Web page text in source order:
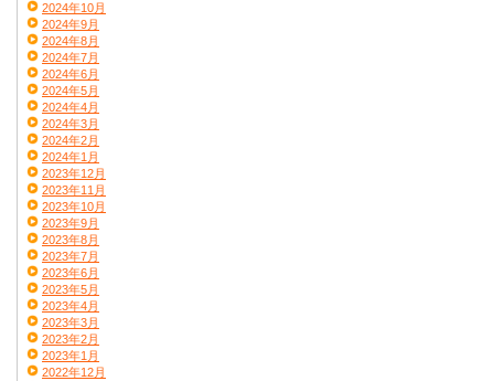
2024年10月
2024年9月
2024年8月
2024年7月
2024年6月
2024年5月
2024年4月
2024年3月
2024年2月
2024年1月
2023年12月
2023年11月
2023年10月
2023年9月
2023年8月
2023年7月
2023年6月
2023年5月
2023年4月
2023年3月
2023年2月
2023年1月
2022年12月